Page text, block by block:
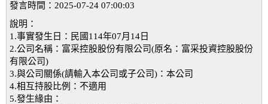
發言時間：2025-07-24 07:00:03
說明：
1.事實發生日：民國114年07月14日
2.公司名稱：富采控股股份有限公司(原名：富采投資控股股份
有限公司)
3.與公司關係(請輸入本公司或子公司)：本公司
4.相互持股比例：不適用
5.發生緣由：